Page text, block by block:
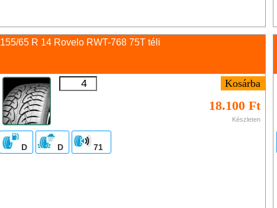
155/65 R 14 Rovelo RWT-768 75T téli
18.100 Ft
Készleten
D D 71